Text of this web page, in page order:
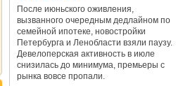
После июньского оживления,
вызванного очередным дедлайном по
семейной ипотеке, новостройки
Петербурга и Ленобласти взяли паузу.
Девелоперская активность в июле
снизилась до минимума, премьеры с
рынка вовсе пропали.